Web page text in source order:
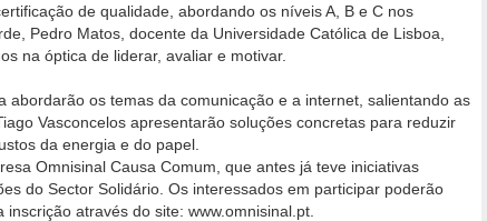
de qualidade, abordando os níveis A, B e C nos
Pedro Matos, docente da Universidade Católica de Lisboa,
na óptica de liderar, avaliar e motivar.
abordarão os temas da comunicação e a internet, salientando as
Vasconcelos apresentarão soluções concretas para reduzir
da energia e do papel.
Omnisinal Causa Comum, que antes já teve iniciativas
do Sector Solidário. Os interessados em participar poderão
através do site: www.omnisinal.pt.